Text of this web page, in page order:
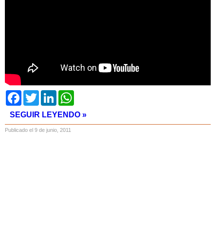
FacebookTwitter LinkedIn
SEGUIR LEYENDO »
Publicado el 9 de junio, 2011